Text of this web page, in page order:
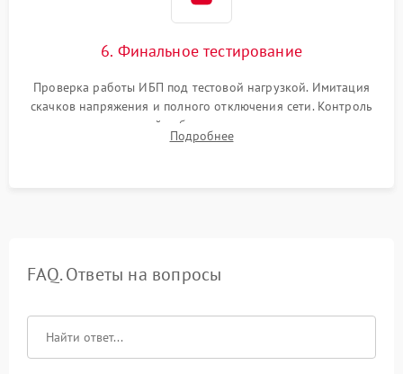
6. Финальное тестирование
Проверка работы ИБП под тестовой нагрузкой. Имитация
скачков напряжения и полного отключения сети. Контроль
времени автономной работы, температурного режима и
корректности формы выходного сигнала.
Подробнее
FAQ. Ответы на вопросы